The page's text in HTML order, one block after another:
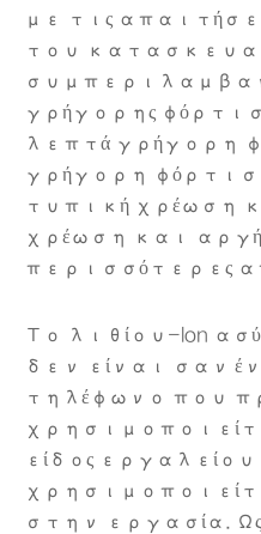
με τις
του
γρήγορης
λεπτά γρήγορη
γρήγορη
τυπική χρέωση
χρέωση και
περισσότερες
Το λιθίου-lon
δεν είναι σαν
τηλέφωνο που
είδος
στην εργασία.